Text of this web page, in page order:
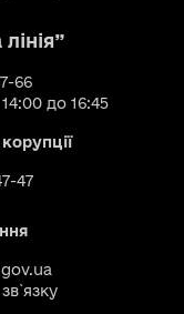
66
до 16:45
47